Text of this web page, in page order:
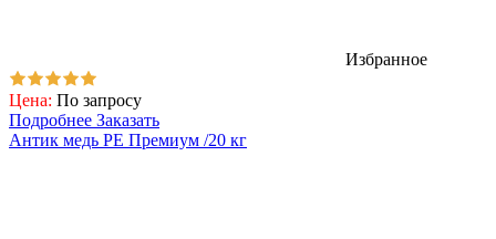
Избранное
Цена: По запросу
Подробнее Заказать
Антик медь PE Премиум /20 кг